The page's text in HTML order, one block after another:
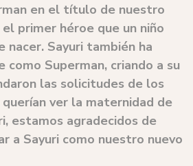
en el título de nuestro
primer héroe que un niño
nacer. Sayuri también ha
como Superman, criando a su
las solicitudes de los
ver la maternidad de
estamos agradecidos de
a Sayuri como nuestro nuevo